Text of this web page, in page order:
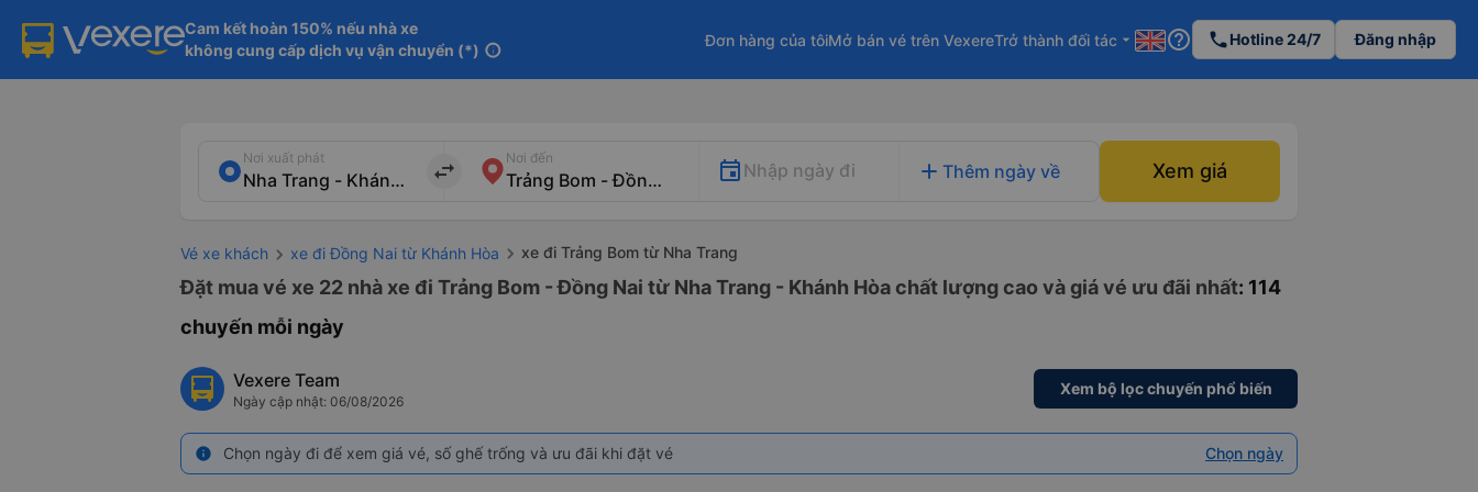
Cam kết hoàn 150% nếu nhà xe
không cung cấp dịch vụ vận chuyển (*) info
Đơn hàng của tôiMở bán vé trên VexereTrở thành đối tác arrow_drop_down help_outline phoneHotline 24/7 Đăng nhập
Nơi xuất phát
import_export
Nơi đến
Nhập ngày đi add Thêm ngày về Xem giá
Vé xe khách xe đi Đồng Nai từ Khánh Hòa xe đi Trảng Bom từ Nha Trang
Đặt mua vé xe 22 nhà xe đi Trảng Bom - Đồng Nai từ Nha Trang - Khánh Hòa chất lượng cao và giá vé ưu đãi nhất: 114
chuyến mỗi ngày
Vexere Team
Ngày cập nhật: 06/08/2026
Xem bộ lọc chuyến phổ biến
info Chọn ngày đi để xem giá vé, số ghế trống và ưu đãi khi đặt vé Chọn ngày